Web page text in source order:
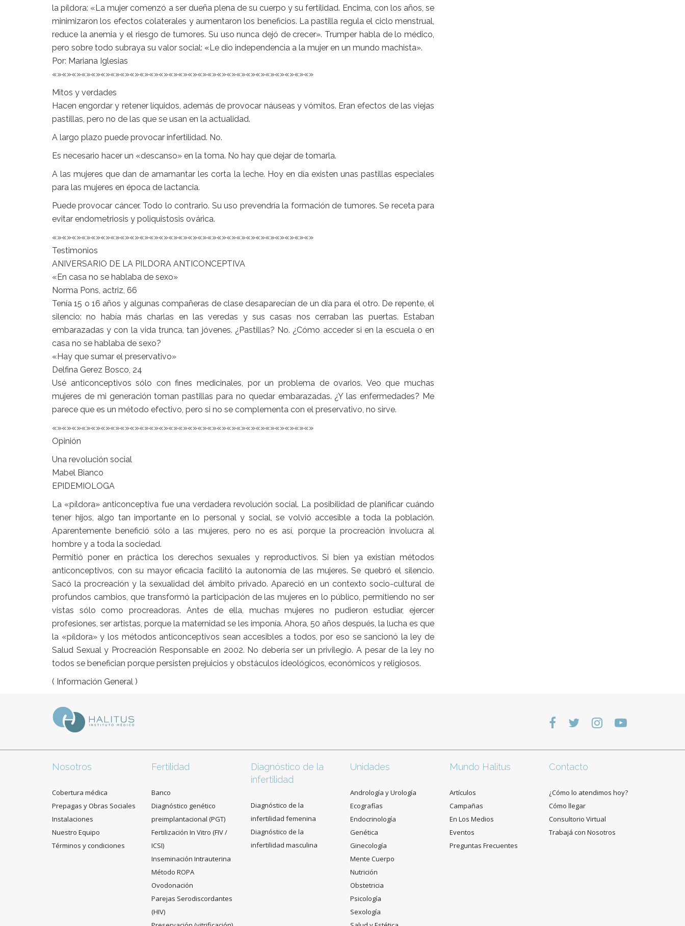
la píldora: «La mujer comenzó a ser dueña plena de su cuerpo y su fertilidad. Encima, con los años, se
minimizaron los efectos colaterales y aumentaron los beneficios. La pastilla regula el ciclo menstrual,
reduce la anemia y el riesgo de tumores. Su uso nunca dejó de crecer». Trumper habla de lo médico,
pero sobre todo subraya su valor social: «Le dio independencia a la mujer en un mundo machista».
Por: Mariana Iglesias
«»«»«»«»«»«»«»«»«»«»«»«»«»«»«»«»«»«»«»«»«»«»«»«»«»«»«»
Mitos y verdades
Hacen engordar y retener líquidos, además de provocar náuseas y vómitos. Eran efectos de las viejas
pastillas, pero no de las que se usan en la actualidad.
A largo plazo puede provocar infertilidad. No.
Es necesario hacer un «descanso» en la toma. No hay que dejar de tomarla.
A las mujeres que dan de amamantar les corta la leche. Hoy en día existen unas pastillas especiales
para las mujeres en época de lactancia.
Puede provocar cáncer. Todo lo contrario. Su uso prevendría la formación de tumores. Se receta para
evitar endometriosis y poliquistosis ovárica.
«»«»«»«»«»«»«»«»«»«»«»«»«»«»«»«»«»«»«»«»«»«»«»«»«»«»«»
Testimonios
ANIVERSARIO DE LA PILDORA ANTICONCEPTIVA
«En casa no se hablaba de sexo»
Norma Pons, actriz, 66
Tenía 15 o 16 años y algunas compañeras de clase desaparecían de un día para el otro. De repente, el
silencio: no había más charlas en las veredas y sus casas nos cerraban las puertas. Estaban
embarazadas y con la vida trunca, tan jóvenes. ¿Pastillas? No. ¿Cómo acceder si en la escuela o en
casa no se hablaba de sexo?
«Hay que sumar el preservativo»
Delfina Gerez Bosco, 24
Usé anticonceptivos sólo con fines medicinales, por un problema de ovarios. Veo que muchas
mujeres de mi generación toman pastillas para no quedar embarazadas. ¿Y las enfermedades? Me
parece que es un método efectivo, pero si no se complementa con el preservativo, no sirve.
«»«»«»«»«»«»«»«»«»«»«»«»«»«»«»«»«»«»«»«»«»«»«»«»«»«»«»
Opinión
Una revolución social
Mabel Bianco
EPIDEMIOLOGA
La «píldora» anticonceptiva fue una verdadera revolución social. La posibilidad de planificar cuándo
tener hijos, algo tan importante en lo personal y social, se volvió accesible a toda la población.
Aparentemente benefició sólo a las mujeres, pero no es así, porque la procreación involucra al
hombre y a toda la sociedad.
Permitió poner en práctica los derechos sexuales y reproductivos. Si bien ya existían métodos
anticonceptivos, con su mayor eficacia facilitó la autonomía de las mujeres. Se quebró el silencio.
Sacó la procreación y la sexualidad del ámbito privado. Apareció en un contexto socio-cultural de
profundos cambios, que transformó la participación de las mujeres en lo público, permitiendo no ser
vistas sólo como procreadoras. Antes de ella, muchas mujeres no pudieron estudiar, ejercer
profesiones, ser artistas, porque la maternidad se les imponía. Ahora, 50 años después, la lucha es que
la «píldora» y los métodos anticonceptivos sean accesibles a todos, por eso se sancionó la ley de
Salud Sexual y Procreación Responsable en 2002. No debería ser un privilegio. A pesar de la ley no
todos se benefician porque persisten prejuicios y obstáculos ideológicos, económicos y religiosos.
( Información General )
Nosotros
Cobertura médica
Prepagas y Obras Sociales
Instalaciones
Nuestro Equipo
Términos y condiciones
Fertilidad
Banco
Diagnóstico genético
preimplantacional (PGT)
Fertilización In Vitro (FIV /
ICSI)
Inseminación Intrauterina
Método ROPA
Ovodonación
Parejas Serodiscordantes
(HIV)
Diagnóstico de la
infertilidad
Diagnóstico de la
infertilidad femenina
Diagnóstico de la
infertilidad masculina
Unidades
Andrología y Urología
Ecografías
Endocrinología
Genética
Ginecología
Mente Cuerpo
Nutrición
Obstetricia
Psicología
Sexología
Mundo Halitus
Artículos
Campañas
En Los Medios
Eventos
Preguntas Frecuentes
Contacto
¿Cómo lo atendimos hoy?
Cómo llegar
Consultorio Virtual
Trabajá con Nosotros